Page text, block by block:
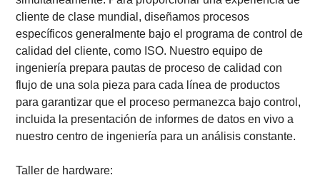
cliente de clase mundial, diseñamos procesos
específicos generalmente bajo el programa de control de
calidad del cliente, como ISO. Nuestro equipo de
ingeniería prepara pautas de proceso de calidad con
flujo de una sola pieza para cada línea de productos
para garantizar que el proceso permanezca bajo control,
incluida la presentación de informes de datos en vivo a
nuestro centro de ingeniería para un análisis constante.
Taller de hardware: